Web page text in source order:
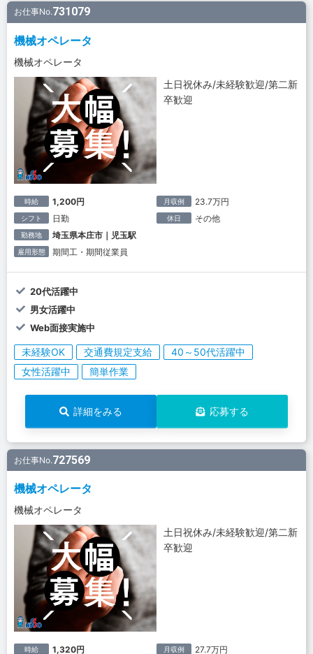
お仕事No.731079
機械オペレータ
機械オペレータ
土日祝休み/未経験歓迎/第二新
卒歓迎
時給 1,200円 月収例 23.7万円
シフト 日勤 休日 その他
勤務地 埼玉県本庄市｜児玉駅
雇用形態 期間工・期間従業員
20代活躍中
男女活躍中
Web面接実施中
未経験OK 交通費規定支給
40～50代活躍中
女性活躍中
簡単作業
詳細をみる 応募する
お仕事No.727569
機械オペレータ
機械オペレータ
土日祝休み/未経験歓迎/第二新
卒歓迎
時給 1,320円 月収例 27.7万円